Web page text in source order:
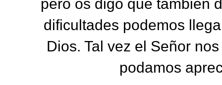
pero os digo que también
dificultades podemos
Dios. Tal vez el Señor
podamos